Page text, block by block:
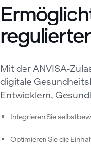
Mit der ANVISA-
digitale
Entwicklern,
Integrieren Sie
Optimieren Sie die